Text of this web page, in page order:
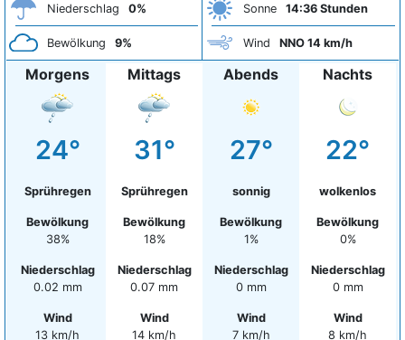
Niederschlag 0%
Bewölkung 9%
Sonne 14:36 Stunden
Wind NNO 14 km/h
Morgens
24°
Sprühregen
Bewölkung
38%
Niederschlag
0.02 mm
Wind
13 km/h
Mittags
31°
Sprühregen
Bewölkung
18%
Niederschlag
0.07 mm
Wind
14 km/h
Abends
27°
sonnig
Bewölkung
1%
Niederschlag
0 mm
Wind
7 km/h
Nachts
22°
wolkenlos
Bewölkung
0%
Niederschlag
0 mm
Wind
8 km/h